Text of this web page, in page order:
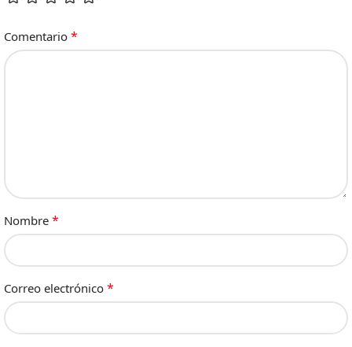
Comentario *
Nombre *
Correo electrónico *